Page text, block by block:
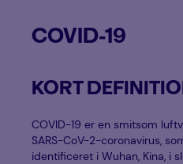
COVID-19
KORT
COVID-19 er en smitsom
SARS-CoV-2-coronavirus,
identificeret i Wuhan, Kina, i